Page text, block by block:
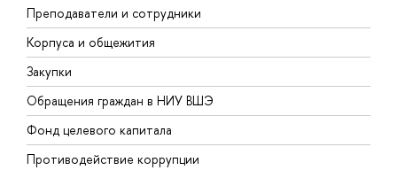
Преподаватели и сотрудники
Корпуса и общежития
Закупки
Обращения граждан в НИУ ВШЭ
Фонд целевого капитала
Противодействие коррупции